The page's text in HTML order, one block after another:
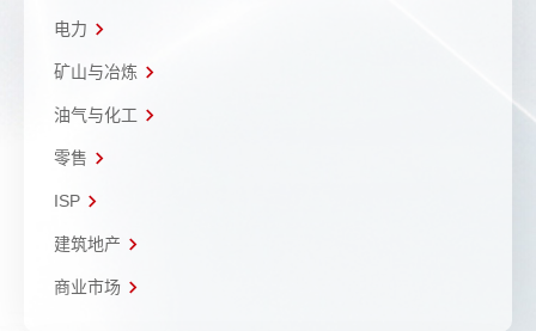
电力
矿山与冶炼
油气与化工
零售
ISP
建筑地产
商业市场